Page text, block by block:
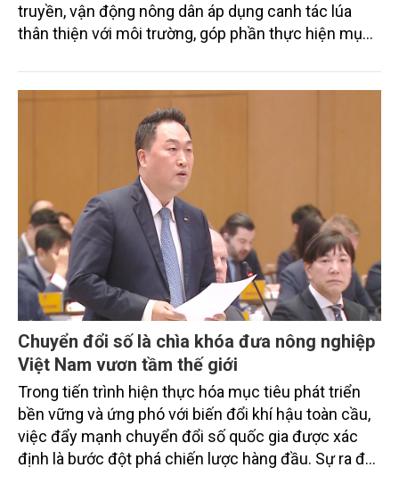
truyền, vận động nông dân áp dụng canh tác lúa
thân thiện với môi trường, góp phần thực hiện mục
trình thu hút sự tham gia của đông đảo đại biểu đến
từ các cơ quan quản lý nhà nước, đơn vị nghiên cứu,
doanh nghiệp, hợp tác xã và nông dân đang trực
tiếp triển khai mô hình sản xuất lúa phát thải thấp.
Chuyển đổi số là chìa khóa đưa nông nghiệp
Việt Nam vươn tầm thế giới
Trong tiến trình hiện thực hóa mục tiêu phát triển
bền vững và ứng phó với biến đổi khí hậu toàn cầu,
việc đẩy mạnh chuyển đổi số quốc gia được xác
định là bước đột phá chiến lược hàng đầu. Sự ra đời